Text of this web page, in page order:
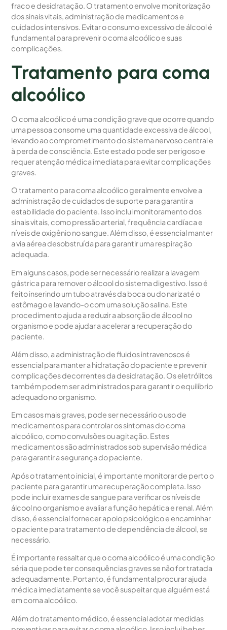
fraco e desidratação. O tratamento envolve monitorização
dos sinais vitais, administração de medicamentos e
cuidados intensivos. Evitar o consumo excessivo de álcool é
fundamental para prevenir o coma alcoólico e suas
complicações.
Tratamento para coma
alcoólico
O coma alcoólico é uma condição grave que ocorre quando
uma pessoa consome uma quantidade excessiva de álcool,
levando ao comprometimento do sistema nervoso central e
à perda de consciência. Este estado pode ser perigoso e
requer atenção médica imediata para evitar complicações
graves.
O tratamento para coma alcoólico geralmente envolve a
administração de cuidados de suporte para garantir a
estabilidade do paciente. Isso inclui monitoramento dos
sinais vitais, como pressão arterial, frequência cardíaca e
níveis de oxigênio no sangue. Além disso, é essencial manter
a via aérea desobstruída para garantir uma respiração
adequada.
Em alguns casos, pode ser necessário realizar a lavagem
gástrica para remover o álcool do sistema digestivo. Isso é
feito inserindo um tubo através da boca ou do nariz até o
estômago e lavando-o com uma solução salina. Este
procedimento ajuda a reduzir a absorção de álcool no
organismo e pode ajudar a acelerar a recuperação do
paciente.
Além disso, a administração de fluidos intravenosos é
essencial para manter a hidratação do paciente e prevenir
complicações decorrentes da desidratação. Os eletrólitos
também podem ser administrados para garantir o equilíbrio
adequado no organismo.
Em casos mais graves, pode ser necessário o uso de
medicamentos para controlar os sintomas do coma
alcoólico, como convulsões ou agitação. Estes
medicamentos são administrados sob supervisão médica
para garantir a segurança do paciente.
Após o tratamento inicial, é importante monitorar de perto o
paciente para garantir uma recuperação completa. Isso
pode incluir exames de sangue para verificar os níveis de
álcool no organismo e avaliar a função hepática e renal. Além
disso, é essencial fornecer apoio psicológico e encaminhar
o paciente para tratamento de dependência de álcool, se
necessário.
É importante ressaltar que o coma alcoólico é uma condição
séria que pode ter consequências graves se não for tratada
adequadamente. Portanto, é fundamental procurar ajuda
médica imediatamente se você suspeitar que alguém está
em coma alcoólico.
Além do tratamento médico, é essencial adotar medidas